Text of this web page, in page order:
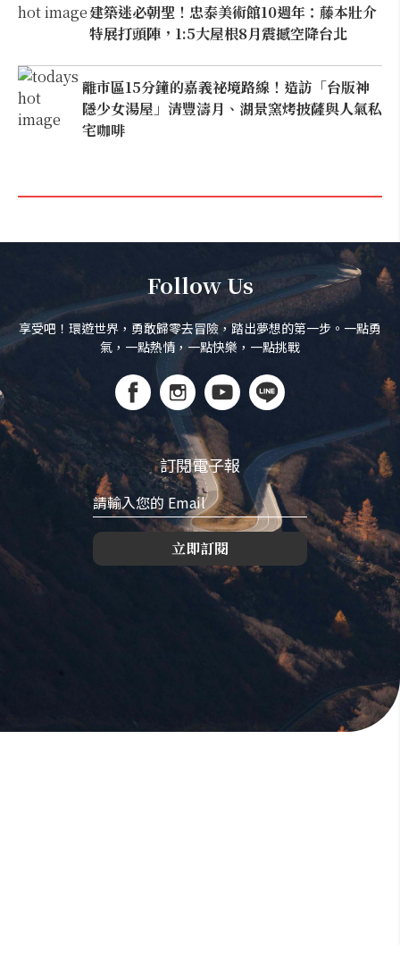
建築迷必朝聖！忠泰美術館10週年：藤本壯介
特展打頭陣，1:5大屋根8月震撼空降台北
離市區15分鐘的嘉義祕境路線！造訪「台版神
隱少女湯屋」清豐濤月、湖景窯烤披薩與人氣私
宅咖啡
Follow Us
享受吧！環遊世界，勇敢歸零去冒險，踏出夢想的第一步。一點勇
氣，一點熱情，一點快樂，一點挑戰
訂閱電子報
立即訂閱